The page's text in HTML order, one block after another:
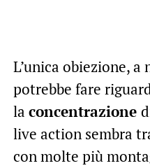
L’unica obiezione,
potrebbe fare
la concentrazione
live action sembra
con molte più